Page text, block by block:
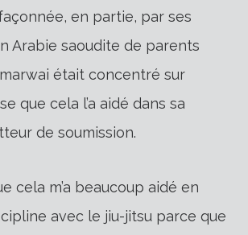
en partie, par ses
Arabie saoudite de parents
était concentré sur
que cela l’a aidé dans sa
de soumission.
cela m’a beaucoup aidé en
avec le jiu-jitsu parce que